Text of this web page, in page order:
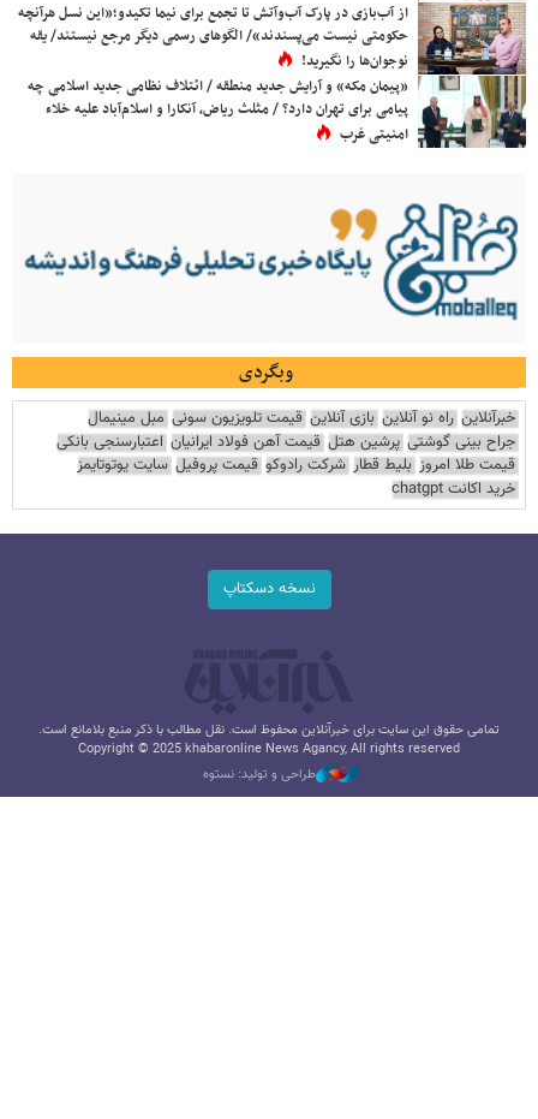
از آب‌بازی در پارک آب‌وآتش تا تجمع برای نیما تکیدو؛«این نسل هرآنچه
حکومتی نیست می‌پسندند»/ الگوهای رسمی دیگر مرجع نیستند/ یقه
نوجوان‌ها را نگیرید!
«پیمان مکه» و آرایش جدید منطقه / ائتلاف نظامی جدید اسلامی چه
پیامی برای تهران دارد؟ / مثلث ریاض، آنکارا و اسلام‌آباد علیه خلاء
امنیتی غرب
وبگردی
خبرآنلاین راه نو آنلاین بازی آنلاین قیمت تلویزیون سونی مبل مینیمال
جراح بینی گوشتی پرشین هتل قیمت آهن فولاد ایرانیان اعتبارسنجی بانکی
قیمت طلا امروز بلیط قطار شرکت رادوکو قیمت پروفیل سایت یوتوتایمز
خرید اکانت chatgpt
نسخه دسکتاپ
تمامی حقوق این سایت برای خبرآنلاین محفوظ است. نقل مطالب با ذکر منبع بلامانع است.
Copyright © 2025 khabaronline News Agancy, All rights reserved
طراحی و تولید: نستوه